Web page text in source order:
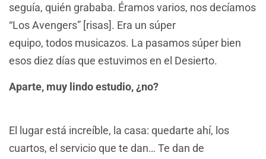
seguía, quién grababa. Éramos varios, nos decíamos
“Los Avengers” [risas]. Era un súper
equipo, todos musicazos. La pasamos súper bien
esos diez días que estuvimos en el Desierto.
Aparte, muy lindo estudio, ¿no?
El lugar está increíble, la casa: quedarte ahí, los
cuartos, el servicio que te dan… Te dan de